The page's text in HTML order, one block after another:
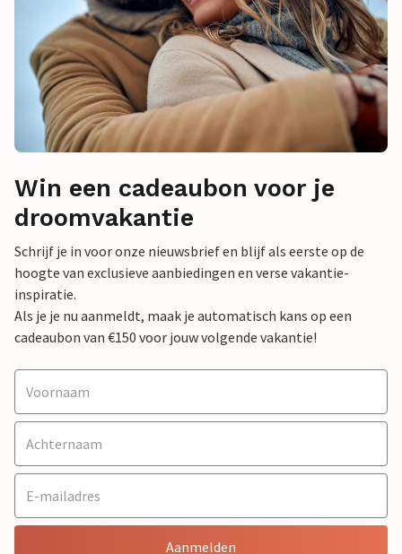
Win een cadeaubon voor je
droomvakantie
Schrijf je in voor onze nieuwsbrief en blijf als eerste op de
hoogte van exclusieve aanbiedingen en verse vakantie-
inspiratie.
Als je je nu aanmeldt, maak je automatisch kans op een
cadeaubon van €150 voor jouw volgende vakantie!
Aanmelden